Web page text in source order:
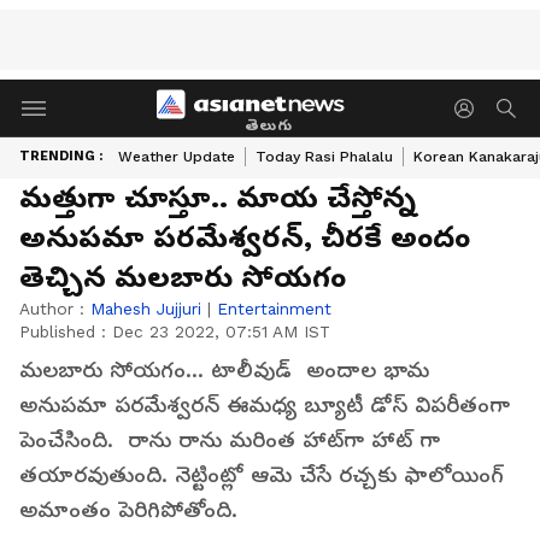
తెలుగు
TRENDING : Weather Update Today Rasi Phalalu Korean
మత్తుగా చూస్తూ.. మాయ చేస్తోన్న
అనుపమా పరమేశ్వరన్, చీరకే అందం
తెచ్చిన మలబారు సోయగం
Author : Mahesh Jujjuri | Entertainment
Published : Dec 23 2022, 07:51 AM IST
మలబారు సోయగం... టాలీవుడ్ అందాల భామ
అనుపమా పరమేశ్వరన్‌ ఈమధ్య బ్యూటీ డోస్ విపరీతంగా
పెంచేసింది. రాను రాను మరింత హాట్‌గా హాట్ గా
తయారవుతుంది. నెట్టింట్లో ఆమె చేసే రచ్చకు ఫాలోయింగ్
అమాంతం పెరిగిపోతోంది.